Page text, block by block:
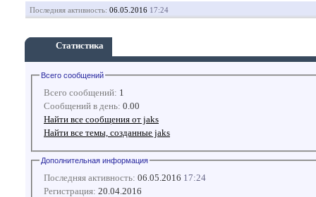
Последняя активность: 06.05.2016 17:24
Статистика
Всего сообщений
Всего сообщений: 1
Сообщений в день: 0.00
Найти все сообщения от jaks
Найти все темы, созданные jaks
Дополнительная информация
Последняя активность: 06.05.2016 17:24
Регистрация: 20.04.2016